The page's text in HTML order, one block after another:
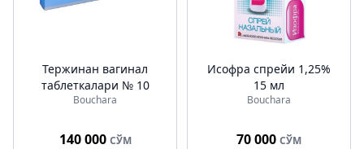
Тержинан вагинал
таблеткалари № 10
Bouchara
140 000 СЎМ
Исофра спрейи 1,25%
15 мл
Bouchara
70 000 СЎМ